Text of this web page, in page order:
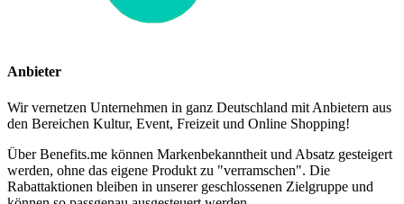
Anbieter
Wir vernetzen Unternehmen in ganz Deutschland mit Anbietern aus
den Bereichen Kultur, Event, Freizeit und Online Shopping!
Über Benefits.me können Markenbekanntheit und Absatz gesteigert
werden, ohne das eigene Produkt zu "verramschen". Die
Rabattaktionen bleiben in unserer geschlossenen Zielgruppe und